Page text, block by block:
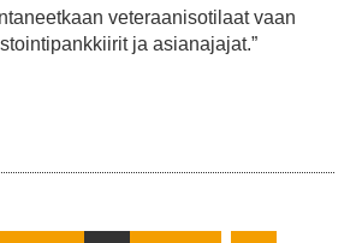
veteraanisotilaat vaan
ja asianajajat.”